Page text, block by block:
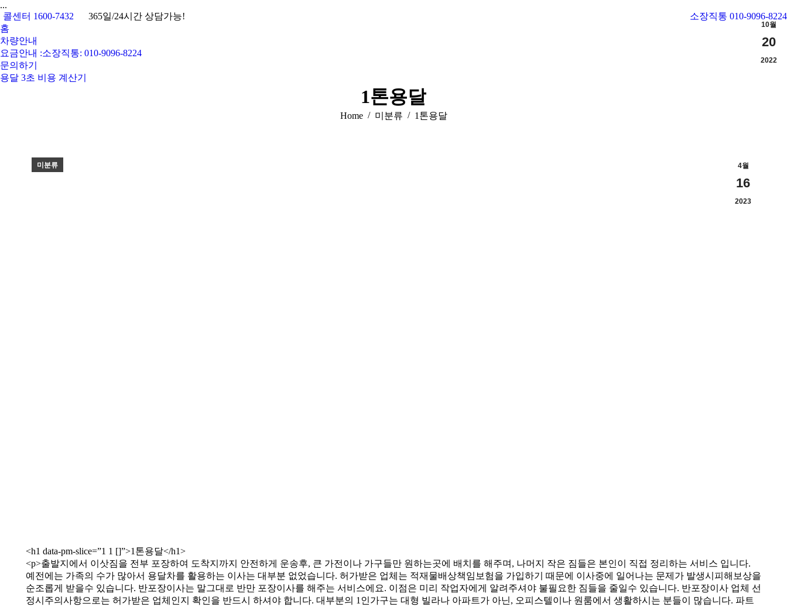
...
콜센터 1600-7432
365일/24시간 상담가능!
소장직통 010-9096-8224
홈
차량안내
요금안내 :소장직통: 010-9096-8224
문의하기
용달 3초 비용 계산기
1톤용달
You are here:
Home 미분류 1톤용달
4월
16
2023
미분류
<h1 data-pm-slice=”1 1 []”>1톤용달</h1>
<p>출발지에서 이삿짐을 전부 포장하여 도착지까지 안전하게 운송후, 큰 가전이나 가구들만 원하는곳에 배치를 해주며, 나머지 작은 짐들은 본인이 직접 정리하는 서비스 입니다.
예전에는 가족의 수가 많아서 용달차를 활용하는 이사는 대부분 없었습니다. 허가받은 업체는 적재물배상책임보험을 가입하기 때문에 이사중에 일어나는 문제가 발생시피해보상을
순조롭게 받을수 있습니다. 반포장이사는 말그대로 반만 포장이사를 해주는 서비스에요. 이점은 미리 작업자에게 알려주셔야 불필요한 짐들을 줄일수 있습니다. 반포장이사 업체 선
정시주의사항으로는 허가받은 업체인지 확인을 반드시 하셔야 합니다. 대부분의 1인가구는 대형 빌라나 아파트가 아닌, 오피스텔이나 원룸에서 생활하시는 분들이 많습니다. 파트
10월
20
2022